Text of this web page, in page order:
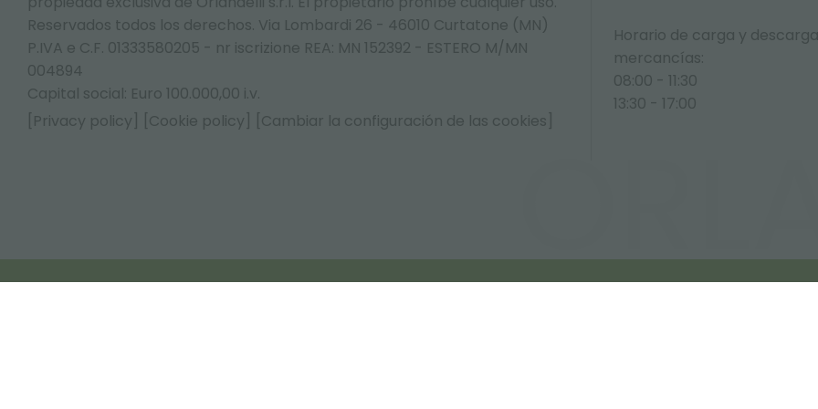
Reservados todos los derechos. Via Lombardi 26 - 46010 Curtatone (MN)
P.IVA e C.F. 01333580205 - nr iscrizione REA: MN 152392 - ESTERO M/MN
004894
Capital social: Euro 100.000,00 i.v.
[Privacy policy]
[Cookie policy] [Cambiar la configuración de las cookies]
Horario de carga y
mercancías:
08:00 - 11:30
13:30 - 17:00